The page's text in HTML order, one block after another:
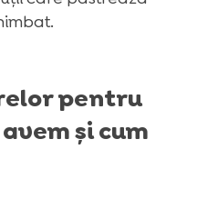
pentru
și cum